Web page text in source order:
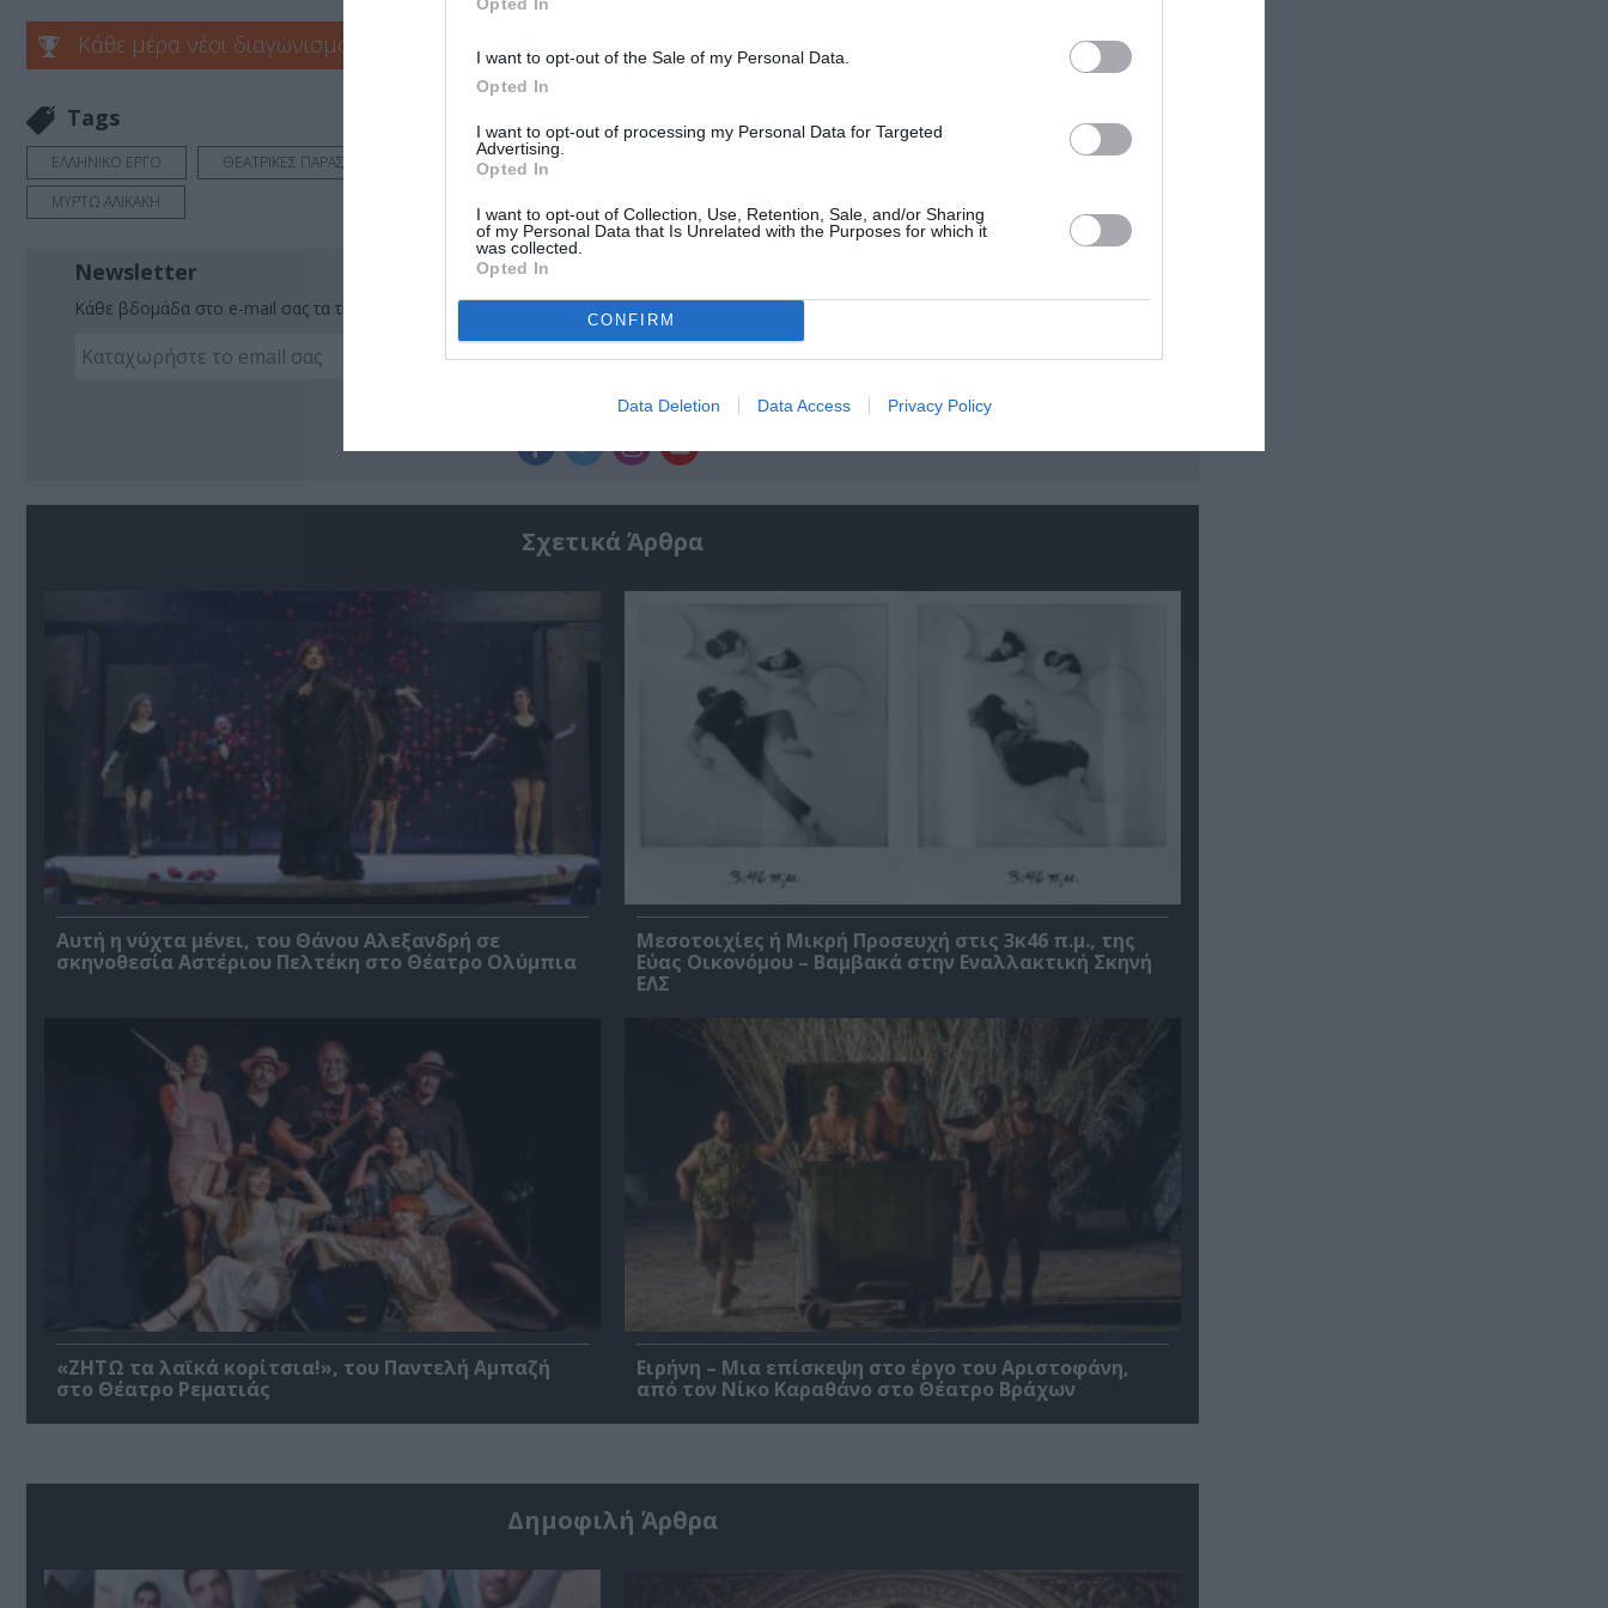
I want to opt-out of the Sale of my Personal Data.
Opted In
I want to opt-out of processing my Personal Data for Targeted
Advertising.
Opted In
I want to opt-out of Collection, Use, Retention, Sale, and/or Sharing
of my Personal Data that Is Unrelated with the Purposes for which it
was collected.
Opted In
CONFIRM
Data Deletion Data Access Privacy Policy
Κάθε μέρα νέοι διαγωνισμοί στο Culturenow.gr Δες εδώ!❯
Tags
ΕΛΛΗΝΙΚΟ ΕΡΓΟ ΘΕΑΤΡΙΚΕΣ ΠΑΡΑΣΤΑΣΕΙΣ 2021 - 2022 ΘΕΑΤΡΟ ΑΘΗΝΑ
ΜΑΥΡΗ ΚΩΜΩΔΙΑ
ΜΥΡΤΩ ΑΛΙΚΑΚΗ
Newsletter
Κάθε βδομάδα στο e-mail σας τα τελευταία νέα για την Τέχνη και τον Πολιτισμό!
Ακολουθήστε το Culturenow.gr
Σχετικά Άρθρα
Αυτή η νύχτα μένει, του Θάνου Αλεξανδρή σε
σκηνοθεσία Αστέριου Πελτέκη στο Θέατρο Ολύμπια
Μεσοτοιχίες ή Μικρή Προσευχή στις 3κ46 π.μ., της
Εύας Οικονόμου – Βαμβακά στην Εναλλακτική Σκηνή
ΕΛΣ
«ΖΗΤΩ τα λαϊκά κορίτσια!», του Παντελή Αμπαζή
στο Θέατρο Ρεματιάς
Ειρήνη – Μια επίσκεψη στο έργο του Αριστοφάνη,
από τον Νίκο Καραθάνο στο Θέατρο Βράχων
Δημοφιλή Άρθρα